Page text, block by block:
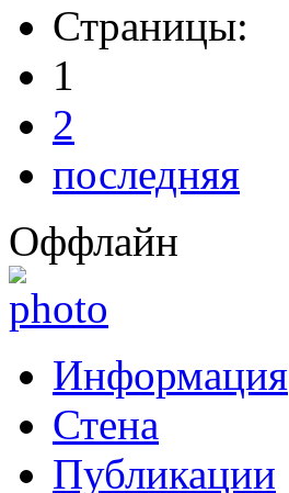
Страницы:
1
2
последняя
Оффлайн
Информация
Стена
Публикации